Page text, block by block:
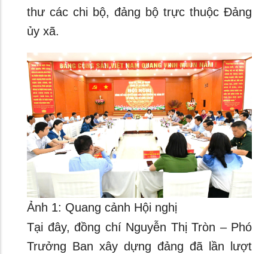
thư các chi bộ, đảng bộ trực thuộc Đảng
ủy xã.
Ảnh 1: Quang cảnh Hội nghị
Tại đây, đồng chí Nguyễn Thị Tròn – Phó
Trưởng Ban xây dựng đảng đã lần lượt